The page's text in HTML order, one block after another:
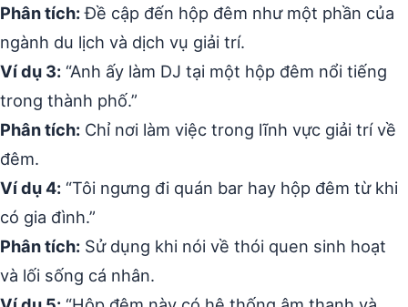
Phân tích:Đề cập đến hộp đêm như một phần của
ngành du lịch và dịch vụ giải trí.
Ví dụ 3: “Anh ấy làm DJ tại một hộp đêm nổi tiếng
trong thành phố.”
Phân tích: Chỉ nơi làm việc trong lĩnh vực giải trí về
đêm.
Ví dụ 4: “Tôi ngưng đi quán bar hay hộp đêm từ khi
có gia đình.”
Phân tích: Sử dụng khi nói về thói quen sinh hoạt
và lối sống cá nhân.